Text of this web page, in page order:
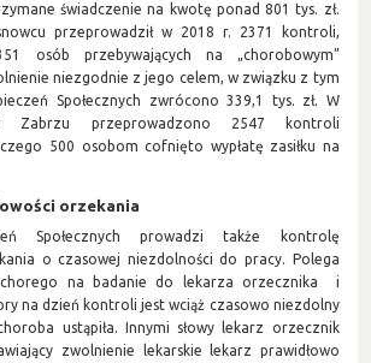
świadczenie na kwotę ponad 801 tys. zł.
przeprowadził w 2018 r. 2371 kontroli,
osób przebywających na „chorobowym”
niezgodnie z jego celem, w związku z tym
Społecznych zwrócono 339,1 tys. zł. W
Zabrzu przeprowadzono 2547 kontroli
500 osobom cofnięto wypłatę zasiłku na
orzekania
Społecznych prowadzi także kontrolę
o czasowej niezdolności do pracy. Polega
na badanie do lekarza orzecznika i
na dzień kontroli jest wciąż czasowo niezdolny
ustąpiła. Innymi słowy lekarz orzecznik
zwolnienie lekarskie lekarz prawidłowo